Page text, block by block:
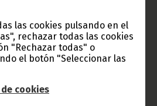
las cookies pulsando en el
rechazar todas las cookies
"Rechazar todas" o
el botón "Seleccionar las
cookies
oficial en Washington D.C., el
S.E Obiang Nguema Mbasogo ha
en la Casa Blanca con el
estadounidense Donald Trump,
en la formulación de políticas